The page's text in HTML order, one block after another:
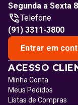
Segunda a Sexta
Telefone
(91) 3311-3800
Entrar em
ACESSO
Minha Conta
Meus Pedidos
Listas de Compras